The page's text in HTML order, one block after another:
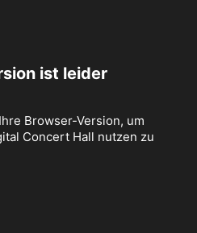
ist leider
Browser-Version, um
Concert Hall nutzen zu